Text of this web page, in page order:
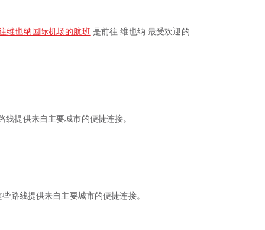
维也纳国际机场的航班 是前往 维也纳 最受欢迎的
提供来自主要城市的便捷连接。
路线提供来自主要城市的便捷连接。